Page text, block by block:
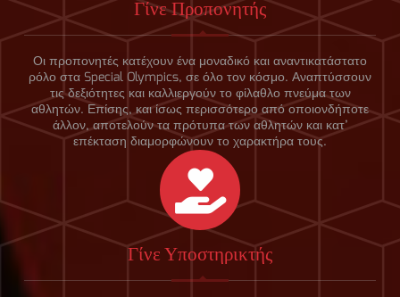
Γίνε Προπονητής
Οι προπονητές κατέχουν ένα μοναδικό και αναντικατάστατο
ρόλο στα Special Olympics, σε όλο τον κόσμο. Αναπτύσσουν
τις δεξιότητες και καλλιεργούν το φίλαθλο πνεύμα των
αθλητών. Επίσης, και ίσως περισσότερο από οποιονδήποτε
άλλον, αποτελούν τα πρότυπα των αθλητών και κατ’
επέκταση διαμορφώνουν το χαρακτήρα τους.
Γίνε Υποστηρικτής